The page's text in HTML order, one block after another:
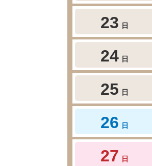
23 日
24 日
25 日
26 日
27 日